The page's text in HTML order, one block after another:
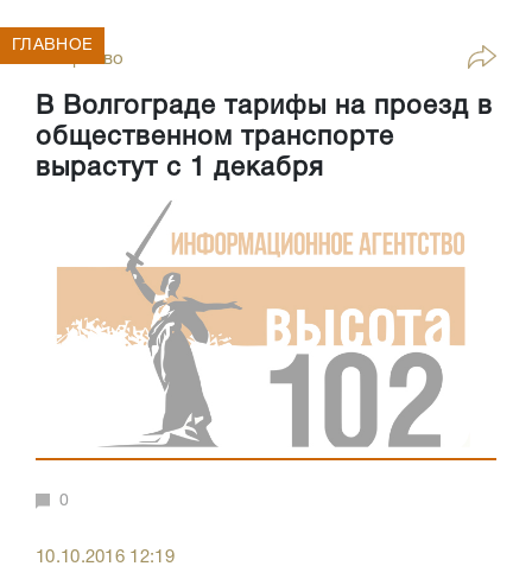
Общество
В Волгограде тарифы на проезд в
общественном транспорте
вырастут с 1 декабря
ГЛАВНОЕ
0
10.10.2016 12:19